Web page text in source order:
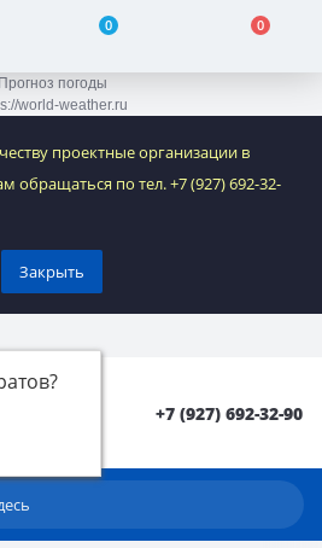
Прогноз погоды
world-weather.ru
0 0
проектные организации в
обращаться по тел. +7 (927) 692-32-
Закрыть
?
+7 (927) 692-32-90